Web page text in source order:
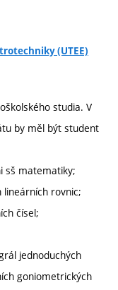
(UTEE)
studia. V
by měl být student
sš matematiky;
lineárních rovnic;
čísel;
jednoduchých
goniometrických